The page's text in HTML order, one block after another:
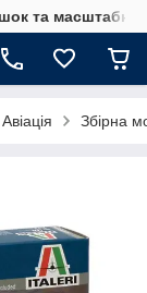
та
Авіація Збірна